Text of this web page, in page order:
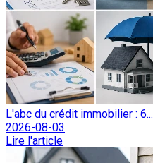
L'abc du crédit immobilier : 6...
2026-08-03
Lire l'article